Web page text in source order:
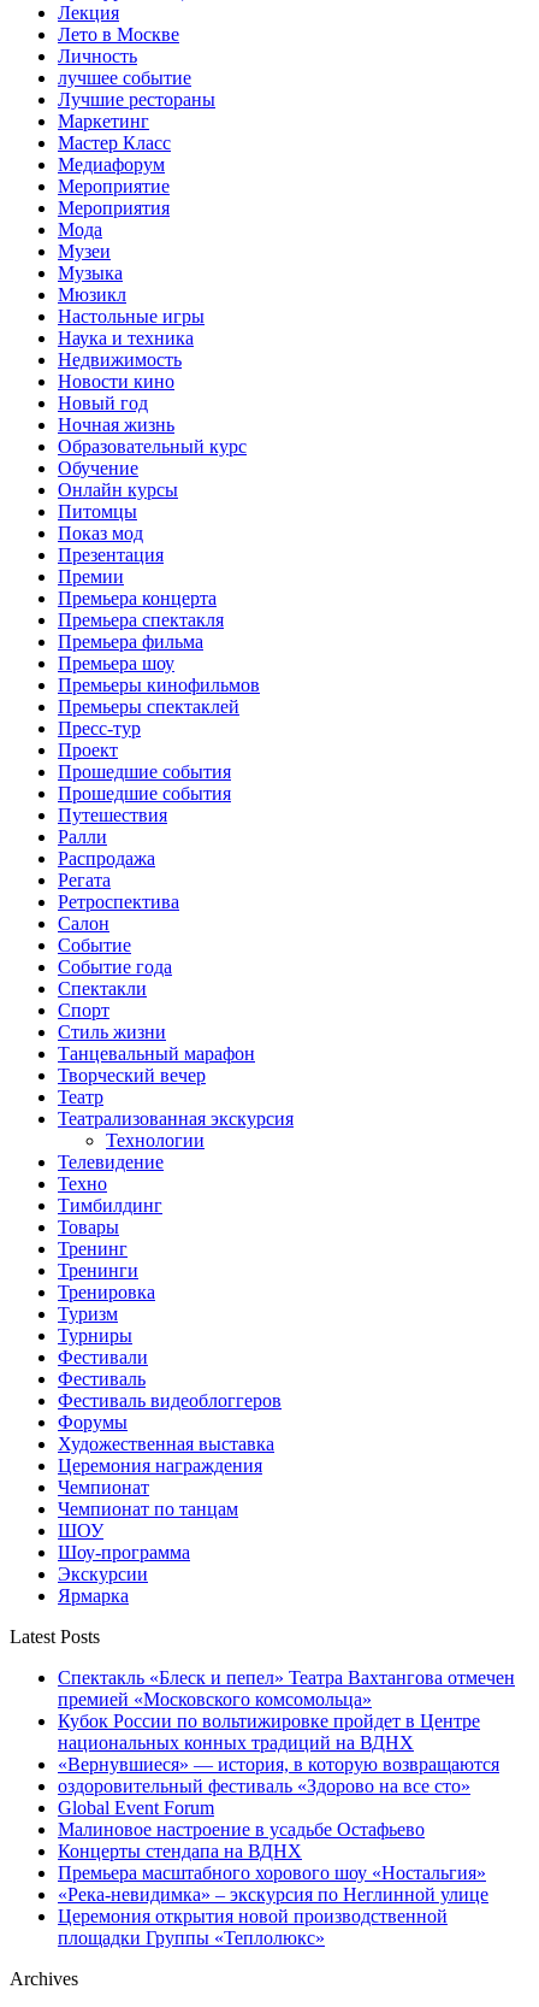
Лекция
Лето в Москве
Личность
лучшее событие
Лучшие рестораны
Маркетинг
Мастер Класс
Медиафорум
Мероприятие
Мероприятия
Мода
Музеи
Музыка
Мюзикл
Настольные игры
Наука и техника
Недвижимость
Новости кино
Новый год
Ночная жизнь
Образовательный курс
Обучение
Онлайн курсы
Питомцы
Показ мод
Презентация
Премии
Премьера концерта
Премьера спектакля
Премьера фильма
Премьера шоу
Премьеры кинофильмов
Премьеры спектаклей
Пресс-тур
Проект
Прошедшие события
Прошедшие события
Путешествия
Ралли
Распродажа
Регата
Ретроспектива
Салон
Событие
Событие года
Спектакли
Спорт
Стиль жизни
Танцевальный марафон
Творческий вечер
Театр
Театрализованная экскурсия
Технологии
Телевидение
Техно
Тимбилдинг
Товары
Тренинг
Тренинги
Тренировка
Туризм
Турниры
Фестивали
Фестиваль
Фестиваль видеоблоггеров
Форумы
Художественная выставка
Церемония награждения
Чемпионат
Чемпионат по танцам
ШОУ
Шоу-программа
Экскурсии
Ярмарка
Latest Posts
Спектакль «Блеск и пепел» Театра Вахтангова отмечен
премией «Московского комсомольца»
Кубок России по вольтижировке пройдет в Центре
национальных конных традиций на ВДНХ
«Вернувшиеся» — история, в которую возвращаются
оздоровительный фестиваль «Здорово на все сто»
Global Event Forum
Малиновое настроение в усадьбе Остафьево
Концерты стендапа на ВДНХ
Премьера масштабного хорового шоу «Ностальгия»
«Река-невидимка» – экскурсия по Неглинной улице
Церемония открытия новой производственной
площадки Группы «Теплолюкс»
Archives